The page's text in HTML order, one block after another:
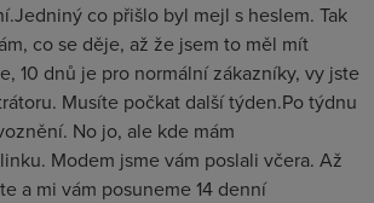
co přišlo byl mejl s heslem. Tak
co se děje, až že jsem to měl mít
10 dnů je pro normální zákazníky, vy jste
Musíte počkat další týden.Po týdnu
No jo, ale kde mám
Modem jsme vám poslali včera. Až
a mi vám posuneme 14 denní